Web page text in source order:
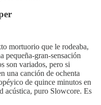
mortuorio que le rodeaba,
pequeña-gran-sensación
son variados, pero si
una canción de ochenta
de quince minutos en
acústica, puro Slowcore. Es